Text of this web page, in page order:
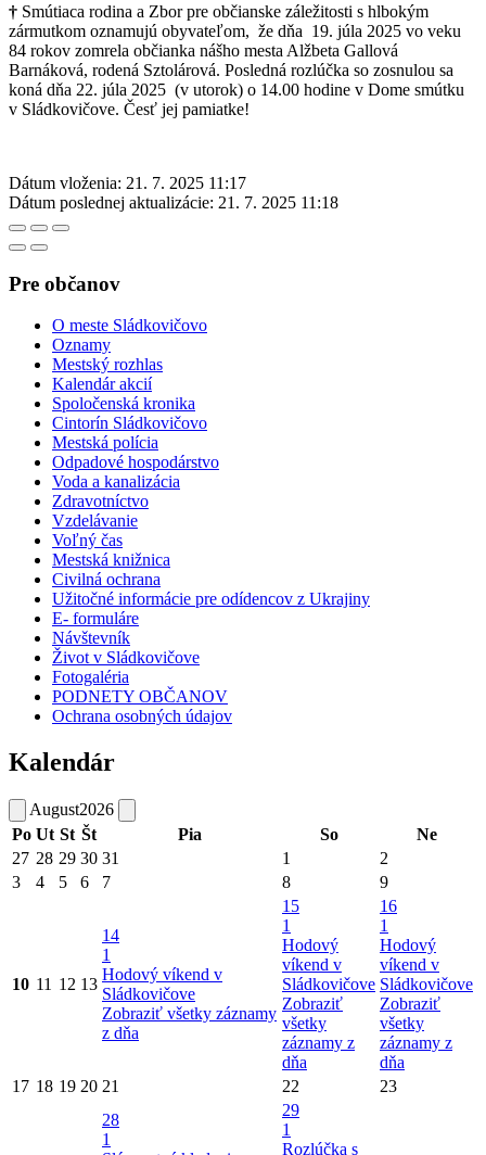
† Smútiaca rodina a Zbor pre občianske záležitosti s hlbokým
zármutkom oznamujú obyvateľom, že dňa 19. júla 2025 vo veku
84 rokov zomrela občianka nášho mesta Alžbeta Gallová
Barnáková, rodená Sztolárová. Posledná rozlúčka so zosnulou sa
koná dňa 22. júla 2025 (v utorok) o 14.00 hodine v Dome smútku
v Sládkovičove. Česť jej pamiatke!
Dátum vloženia: 21. 7. 2025 11:17
Dátum poslednej aktualizácie: 21. 7. 2025 11:18
Pre občanov
O meste Sládkovičovo
Oznamy
Mestský rozhlas
Kalendár akcií
Spoločenská kronika
Cintorín Sládkovičovo
Mestská polícia
Odpadové hospodárstvo
Voda a kanalizácia
Zdravotníctvo
Vzdelávanie
Voľný čas
Mestská knižnica
Civilná ochrana
Užitočné informácie pre odídencov z Ukrajiny
E- formuláre
Návštevník
Život v Sládkovičove
Fotogaléria
PODNETY OBČANOV
Ochrana osobných údajov
Kalendár
August2026
Po Ut St Št Pia So
Ne
27 28 29 30 31 1
2
3
4 5 6 7 8 9
10 11 12 13
14
1
Hodový víkend v
Sládkovičove
Zobraziť všetky záznamy
z dňa
15
1
Hodový
víkend v
Sládkovičove
Zobraziť
všetky
záznamy z
dňa
16
1
Hodový
víkend v
Sládkovičove
Zobraziť
všetky
záznamy z
dňa
17 18 19 20 21 22
23
28
1
29
1
Rozlúčka s